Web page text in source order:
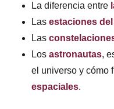
La diferencia entre
Lasestaciones
Las
Losastronautas,
el universo y cómo
espaciales.